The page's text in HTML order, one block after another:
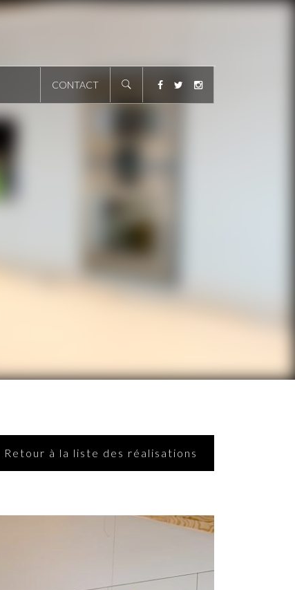
CONTACT
Retour à la liste des réalisations